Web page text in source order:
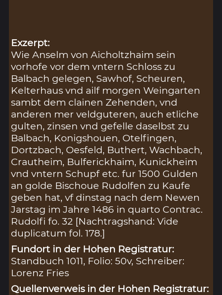
Exzerpt:
Wie Anselm von Aicholtzhaim sein
vorhofe vor dem vntern Schloss zu
Balbach gelegen, Sawhof, Scheuren,
Kelterhaus vnd ailf morgen Weingarten
sambt dem clainen Zehenden, vnd
anderen mer veldguteren, auch etliche
gulten, zinsen vnd gefelle daselbst zu
Balbach, Konigshouen, Otelfingen,
Dortzbach, Oesfeld, Buthert, Wachbach,
Crautheim, Bulferickhaim, Kunickheim
vnd vntern Schupf etc. fur 1500 Gulden
an golde Bischoue Rudolfen zu Kaufe
geben hat, vf dinstag nach dem Newen
Jarstag im Jahre 1486 in quarto Contrac.
Rudolfi fo. 32 [Nachtragshand: Vide
duplicatum fol. 178.]
Fundort in der Hohen Registratur:
Standbuch 1011, Folio: 50v, Schreiber:
Lorenz Fries
Quellenverweis in der Hohen Registratur: